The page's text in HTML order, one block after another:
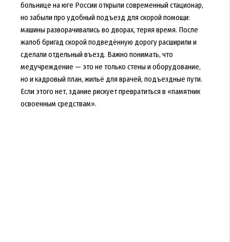
больнице на юге России открыли современный стационар,
но забыли про удобный подъезд для скорой помощи:
машины разворачивались во дворах, теряя время. После
жалоб бригад скорой подведённую дорогу расширили и
сделали отдельный въезд. Важно понимать, что
медучреждение — это не только стены и оборудование,
но и кадровый план, жильё для врачей, подъездные пути.
Если этого нет, здание рискует превратиться в «памятник
освоенным средствам».